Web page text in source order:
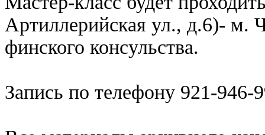
Артиллерийская ул., д.6)- м.
финского консульства.
Запись по телефону 921-946-